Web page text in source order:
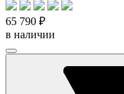
65 790 ₽
в наличии